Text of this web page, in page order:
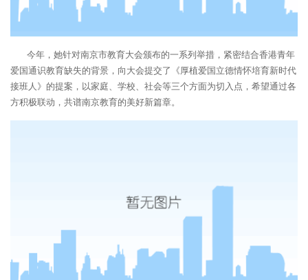
今年，她针对南京市教育大会颁布的一系列举措，紧密结合香港青年
爱国通识教育缺失的背景，向大会提交了《厚植爱国立德情怀培育新时代
接班人》的提案，以家庭、学校、社会等三个方面为切入点，希望通过各
方积极联动，共谱南京教育的美好新篇章。